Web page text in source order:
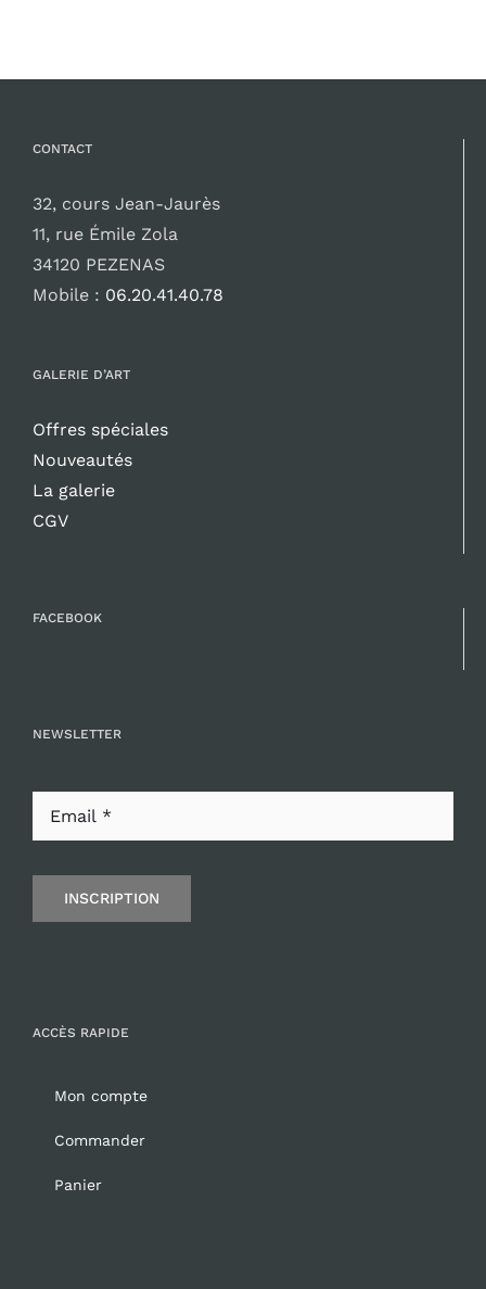
CONTACT
32, cours Jean-Jaurès
11, rue Émile Zola
34120 PEZENAS
Mobile : 06.20.41.40.78
GALERIE D’ART
Offres spéciales
Nouveautés
La galerie
CGV
FACEBOOK
NEWSLETTER
INSCRIPTION
ACCÈS RAPIDE
Mon compte
Commander
Panier